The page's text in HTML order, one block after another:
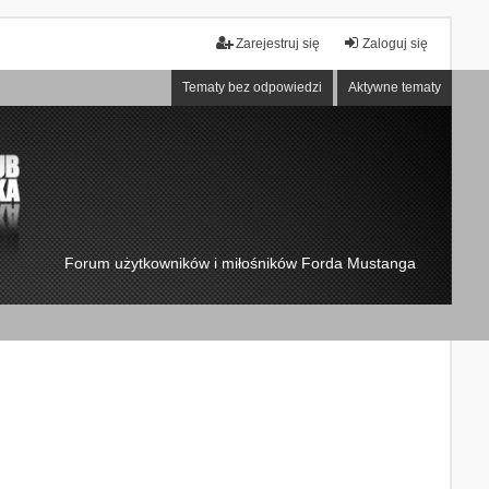
Zaloguj się
Zarejestruj się
Tematy bez odpowiedzi Aktywne tematy
Forum użytkowników i miłośników Forda Mustanga